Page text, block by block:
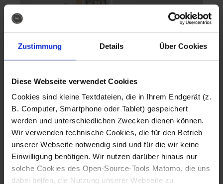
Zustimmung Details Über Cookies
Diese Webseite verwendet Cookies
Cookies sind kleine Textdateien, die in Ihrem Endgerät (z.
B. Computer, Smartphone oder Tablet) gespeichert
werden und unterschiedlichen Zwecken dienen können.
Wir verwenden technische Cookies, die für den Betrieb
unserer Webseite notwendig sind und für die wir keine
Einwilligung benötigen. Wir nutzen darüber hinaus nur
solche Cookies des Open-Source-Tools Matomo, die uns
dabei helfen, die Nutzung unserer Webseite zu
Fotografo: Lorenz
Sternbach
Download
Fotografo: Lorenz
Sternbach
Download